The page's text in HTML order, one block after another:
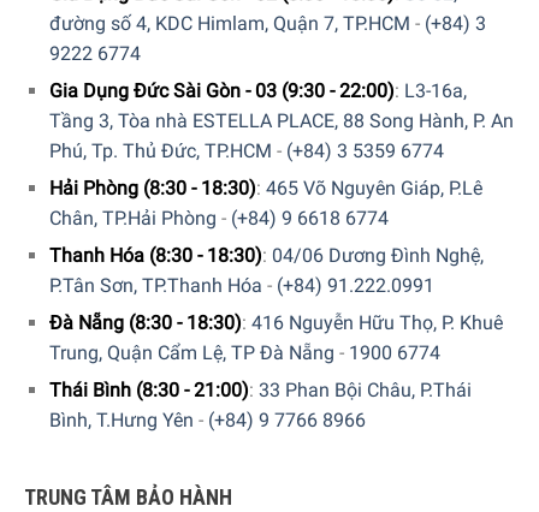
đường số 4, KDC Himlam, Quận 7, TP.HCM - (+84) 3
9222 6774
Gia Dụng Đức Sài Gòn - 03 (9:30 - 22:00): L3-16a,
Tầng 3, Tòa nhà ESTELLA PLACE, 88 Song Hành, P. An
Phú, Tp. Thủ Đức, TP.HCM - (+84) 3 5359 6774
Hải Phòng (8:30 - 18:30): 465 Võ Nguyên Giáp, P.Lê
Chân, TP.Hải Phòng - (+84) 9 6618 6774
Thanh Hóa (8:30 - 18:30): 04/06 Dương Đình Nghệ,
P.Tân Sơn, TP.Thanh Hóa - (+84) 91.222.0991
Đà Nẵng (8:30 - 18:30): 416 Nguyễn Hữu Thọ, P. Khuê
Trung, Quận Cẩm Lệ, TP Đà Nẵng - 1900 6774
Thái Bình (8:30 - 21:00): 33 Phan Bội Châu, P.Thái
Bình, T.Hưng Yên - (+84) 9 7766 8966
TRUNG TÂM BẢO HÀNH